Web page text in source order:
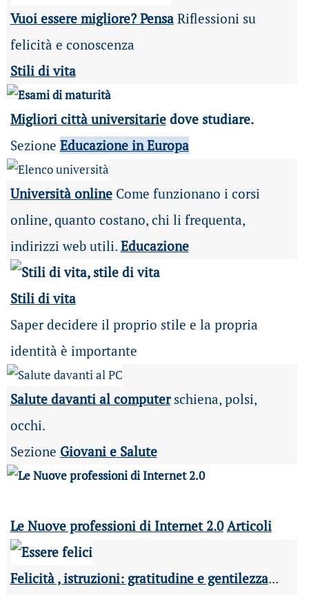
Vuoi essere migliore? PensaRiflessioni su
felicità e conoscenza
Stili di vita
Migliori città universitariedove studiare.
Sezione Educazione in Europa
Università online Come funzionano i corsi
online, quanto costano, chi li frequenta,
indirizzi web utili. Educazione
Stili di vita
Saper decidere il proprio stile e la propria
identità è importante
Salute davanti al computerschiena, polsi,
occhi.
Sezione Giovani e Salute
Le Nuove professioni di Internet 2.0 Articoli
Felicità , istruzioni: gratitudine e gentilezza...